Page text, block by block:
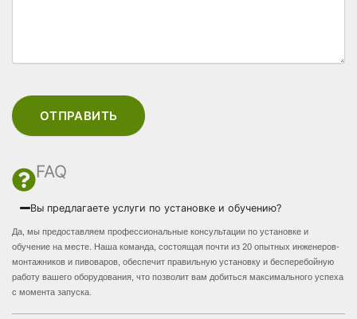
ОТПРАВИТЬ
FAQ
Вы предлагаете услуги по установке и обучению?
Да, мы предоставляем профессиональные консультации по установке и
обучение на месте. Наша команда, состоящая почти из 20 опытных инженеров-
монтажников и пивоваров, обеспечит правильную установку и бесперебойную
работу вашего оборудования, что позволит вам добиться максимального успеха
с момента запуска.